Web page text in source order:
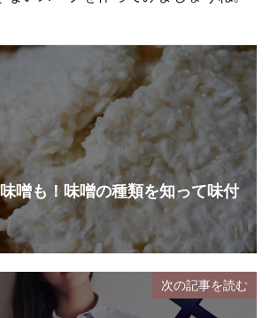
噌も！味噌の種類を知って味付
次の記事を読む